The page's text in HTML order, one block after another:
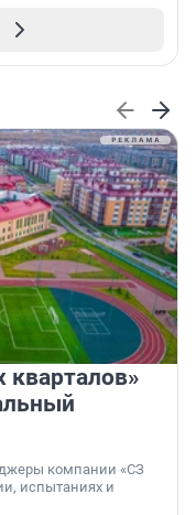
кварталов»
компании «СЗ
испытаниях и